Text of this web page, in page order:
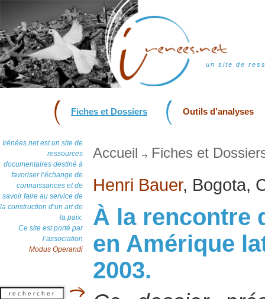
un site de
Fiches et Dossiers Outils d’analyses
Irénées.net est un site de
ressources
documentaires destiné à
favoriser l’échange de
connaissances et de
savoir faire au service de
la construction d’un art de
la paix.
Ce site est porté par
l’association
Modus Operandi
Accueil Fiches et
Henri Bauer, Bogota,
À la rencontre
en Amérique
2003.